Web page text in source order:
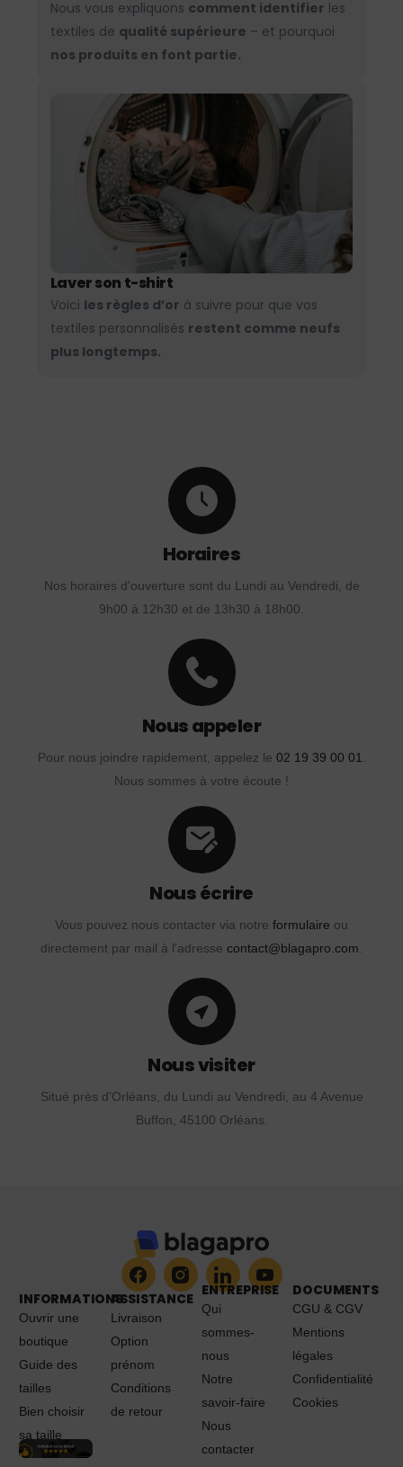
Nous vous expliquons comment identifier les
textiles de qualité supérieure – et pourquoi
nos produits en font partie.
Laver son t-shirt
Voici les règles d’or à suivre pour que vos
textiles personnalisés restent comme neufs
plus longtemps.
Horaires
Nos horaires d'ouverture sont du Lundi au Vendredi, de
9h00 à 12h30 et de 13h30 à 18h00.
Nous appeler
Pour nous joindre rapidement, appelez le 02 19 39 00 01.
Nous sommes à votre écoute !
Nous écrire
Vous pouvez nous contacter via notre formulaire ou
directement par mail à l'adresse contact@blagapro.com.
Nous visiter
Situé près d'Orléans, du Lundi au Vendredi, au 4 Avenue
Buffon, 45100 Orléans.
INFORMATIONS
Ouvrir une
boutique
Guide des
tailles
Bien choisir
sa taille
ASSISTANCE
Livraison
Option
prénom
Conditions
de retour
ENTREPRISE
Qui
sommes-
nous
Notre
savoir-faire
Nous
contacter
DOCUMENTS
CGU & CGV
Mentions
légales
Confidentialité
Cookies